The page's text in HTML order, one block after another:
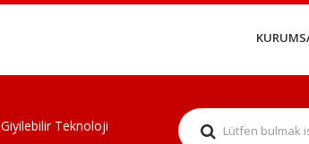
Giyilebilir Teknoloji